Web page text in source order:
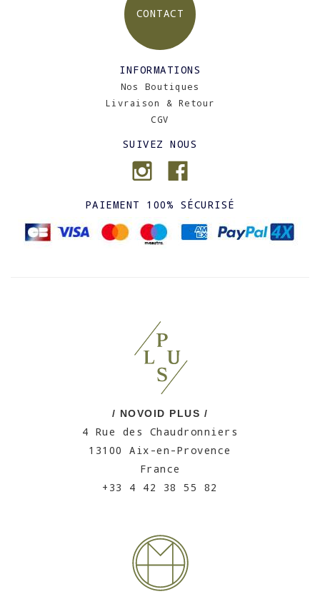
CONTACT
INFORMATIONS
Nos Boutiques
Livraison & Retour
CGV
SUIVEZ NOUS
PAIEMENT 100% SÉCURISÉ
/ NOVOID PLUS /
4 Rue des Chaudronniers
13100 Aix-en-Provence
France
+33 4 42 38 55 82